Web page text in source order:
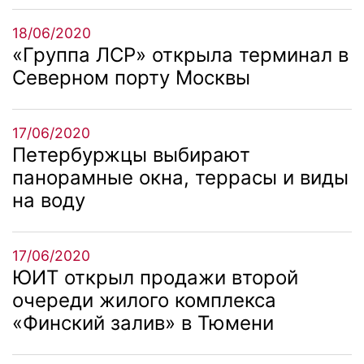
18/06/2020
«Группа ЛСР» открыла терминал в
Северном порту Москвы
17/06/2020
Петербуржцы выбирают
панорамные окна, террасы и виды
на воду
17/06/2020
ЮИТ открыл продажи второй
очереди жилого комплекса
«Финский залив» в Тюмени